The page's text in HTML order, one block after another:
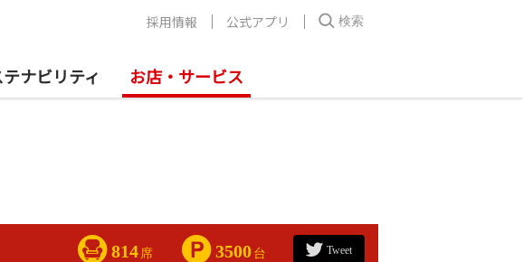
ナビリティ お店・サービス
採用情報 公式アプリ 検索
814 席 3500 台 Tweet